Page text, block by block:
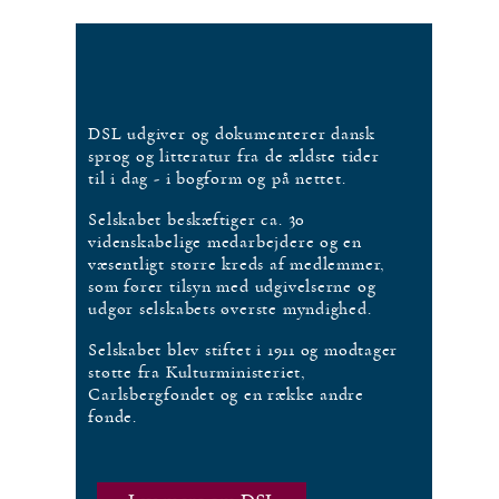
DSL udgiver og dokumenterer dansk
sprog og litteratur fra de ældste tider
til i dag - i bogform og på nettet.
Selskabet beskæftiger ca. 30
videnskabelige medarbejdere og en
væsentligt større kreds af medlemmer,
som fører tilsyn med udgivelserne og
udgør selskabets øverste myndighed.
Selskabet blev stiftet i 1911 og modtager
støtte fra Kulturministeriet,
Carlsbergfondet og en række andre
fonde.